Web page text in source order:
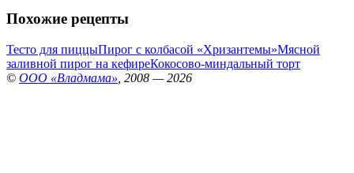
Похожие рецепты
Тесто для пиццыПирог с колбасой «Хризантемы»Мясной
заливной пирог на кефиреКокосово-миндальный торт
© ООО «Владмама» , 2008 — 2026